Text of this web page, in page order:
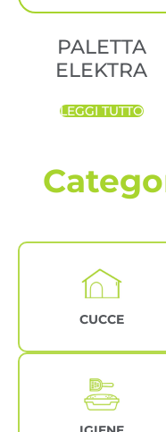
PALETTA
ELEKTRA
LEGGI TUTTO
CUCCE